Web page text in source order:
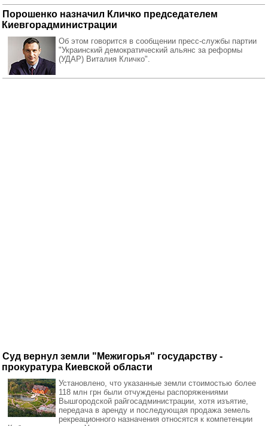
Порошенко назначил Кличко председателем
Киевгорадминистрации
Об этом говорится в сообщении пресс-службы партии
"Украинский демократический альянс за реформы
(УДАР) Виталия Кличко".
Суд вернул земли "Межигорья" государству -
прокуратура Киевской области
Установлено, что указанные земли стоимостью более
118 млн грн были отчуждены распоряжениями
Вышгородской райгосадминистрации, хотя изъятие,
передача в аренду и последующая продажа земель
рекреационного назначения относятся к компетенции